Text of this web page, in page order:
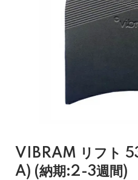
VIBRAM リフト
A) (納期:2-3週間)